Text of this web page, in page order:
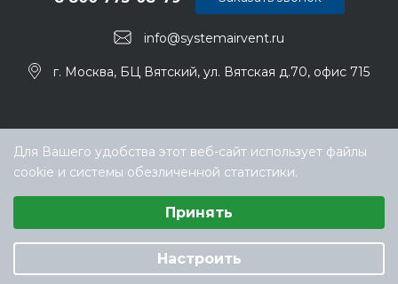
info@systemairvent.ru
г. Москва, БЦ Вятский, ул. Вятская д.70, офис 715
дилер Systemair (Системэйр) в РФ
Для Вашего удобства этот веб-сайт использует файлы
cookie и системы обезличенной статистики.
Принять
Настроить